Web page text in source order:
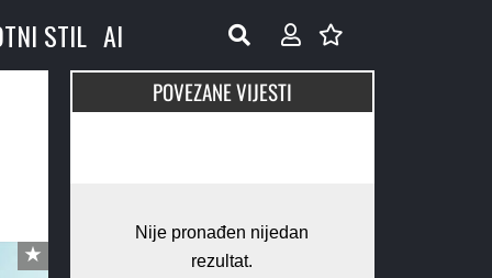
STIL AI
POVEZANE VIJESTI
Nije pronađen nijedan
rezultat.